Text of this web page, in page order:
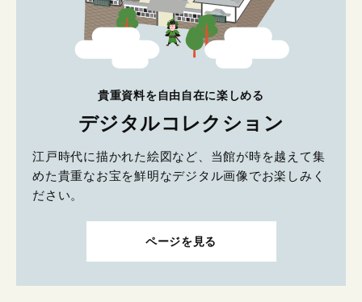
貴重資料を自由自在に楽しめる
デジタルコレクション
江戸時代に描かれた絵図など、当館が時を越えて集
めた貴重なお宝を鮮明なデジタル画像でお楽しみく
ださい。
ページを見る